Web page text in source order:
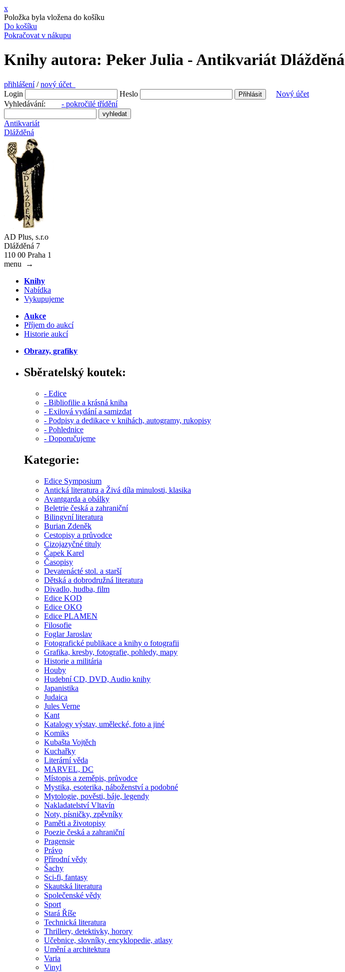
x
Položka byla vložena do košíku
Do košíku
Pokračovat v nákupu
Knihy autora: Peker Julia - Antikvariát Dlážděná
přihlášení/nový účet
Login
Heslo
Nový účet
Vyhledávání: - pokročilé třídění
Antikvariát
Dlážděná
AD Plus, s.r.o
Dlážděná 7
110 00 Praha 1
menu
→
Knihy
Nabídka
Vykupujeme
Aukce
Příjem do aukcí
Historie aukcí
Obrazy, grafiky
Sběratelský koutek:
- Edice
- Bibliofilie a krásná kniha
- Exilová vydání a samizdat
- Podpisy a dedikace v knihách, autogramy, rukopisy
- Pohlednice
- Doporučujeme
Kategorie:
Edice Symposium
Antická literatura a Živá díla minulosti, klasika
Avantgarda a obálky
Beletrie česká a zahraniční
Bilingvní literatura
Burian Zdeněk
Cestopisy a průvodce
Cizojazyčné tituly
Čapek Karel
Časopisy
Devatenácté stol. a starší
Dětská a dobrodružná literatura
Divadlo, hudba, film
Edice KOD
Edice OKO
Edice PLAMEN
Filosofie
Foglar Jaroslav
Fotografické publikace a knihy o fotografii
Grafika, kresby, fotografie, pohledy, mapy
Historie a militária
Houby
Hudební CD, DVD, Audio knihy
Japanistika
Judaica
Jules Verne
Kant
Katalogy výstav, umělecké, foto a jiné
Komiks
Kubašta Vojtěch
Kuchařky
Literární věda
MARVEL, DC
Místopis a zeměpis, průvodce
Mystika, esoterika, náboženství a podobné
Mytologie, pověsti, báje, legendy
Nakladatelství Vltavín
Noty, písničky, zpěvníky
Paměti a životopisy
Poezie česká a zahraniční
Pragensie
Právo
Přírodní vědy
Šachy
Sci-fi, fantasy
Skautská literatura
Společenské vědy
Sport
Stará Říše
Technická literatura
Thrillery, detektivky, horory
Učebnice, slovníky, encyklopedie, atlasy
Umění a architektura
Varia
Vinyl